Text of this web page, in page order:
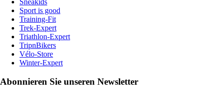
Sneakids
Sport is good
Training-Fit
Trek-Expert
Triathlon-Expert
TripnBikers
Vélo-Store
Winter-Expert
Abonnieren Sie unseren Newsletter